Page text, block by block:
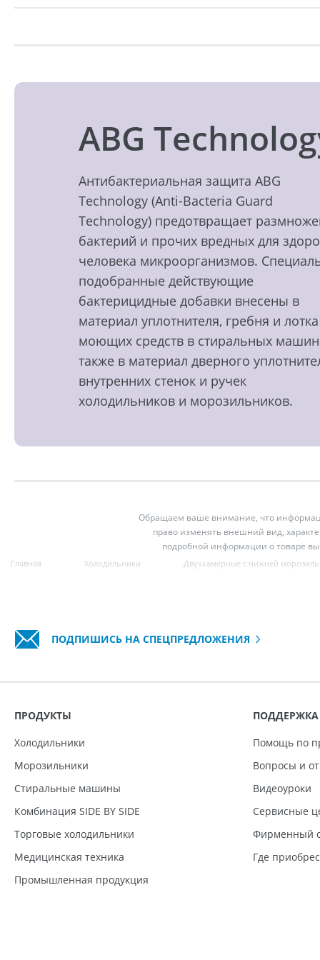
ABG
Антибактериальная защита ABG
Technology (Anti-Bacteria Guard
Technology) предотвращает
бактерий и прочих вредных для
человека микроорганизмов.
подобранные действующие
бактерицидные добавки внесены в
материал уплотнителя, гребня и
моющих средств в стиральных
также в материал дверного
внутренних стенок и ручек
холодильников и морозильников.
Обращаем ваше внимание, что
право изменять внешний вид,
подробной информации о товаре
Главная Холодильники Двухкамерные с нижней
ПОДПИШИСЬ НА СПЕЦПРЕДЛОЖЕНИЯ
ПРОДУКТЫ
Холодильники
Морозильники
Стиральные машины
Комбинация SIDE BY SIDE
Торговые холодильники
Медицинская техника
Промышленная продукция
ПОДДЕРЖКА
Помощь по
Вопросы и
Видеоуроки
Сервисные
Фирменный
Где